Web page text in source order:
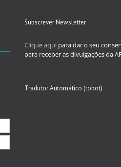
Subscrever Newsletter
Clique aqui para dar o seu
para receber as divulgações da
Tradutor Automático (robot)